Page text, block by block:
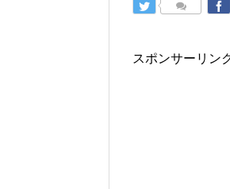
スポンサーリン